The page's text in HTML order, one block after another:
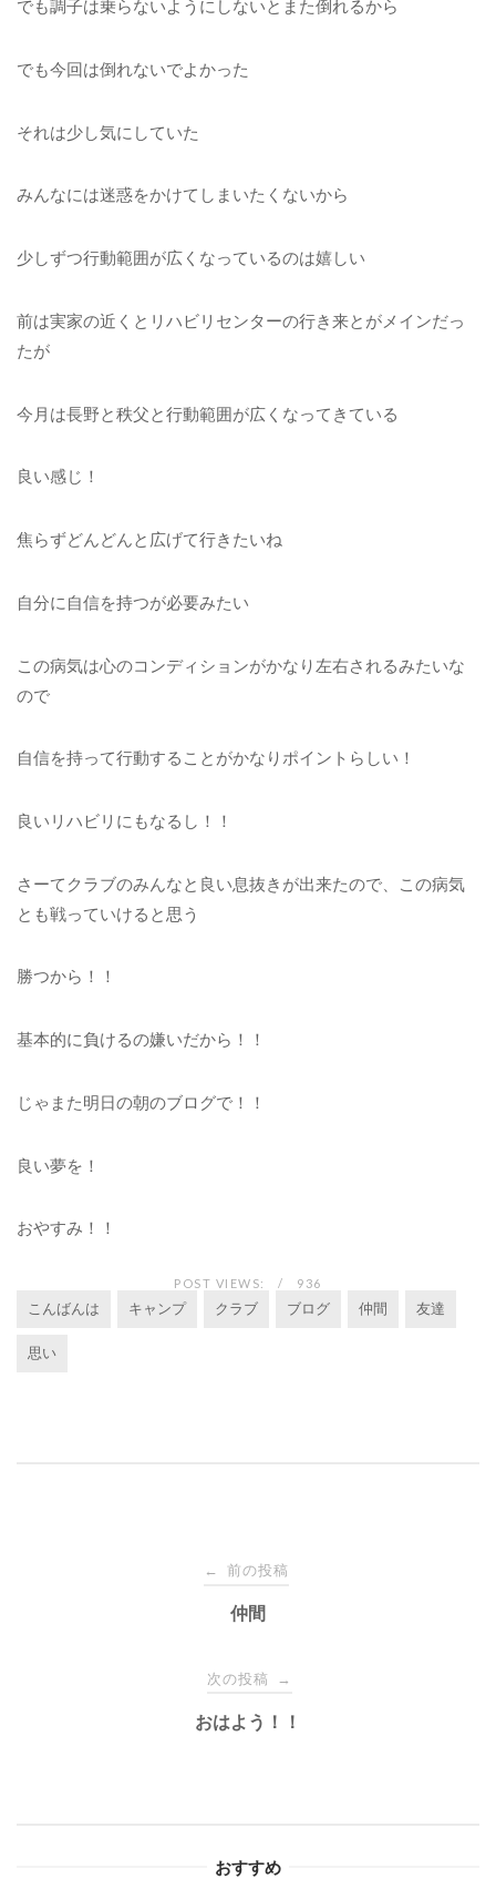
でも調子は乗らないようにしないとまた倒れるから
でも今回は倒れないでよかった
それは少し気にしていた
みんなには迷惑をかけてしまいたくないから
少しずつ行動範囲が広くなっているのは嬉しい
前は実家の近くとリハビリセンターの行き来とがメインだっ
たが
今月は長野と秩父と行動範囲が広くなってきている
良い感じ！
焦らずどんどんと広げて行きたいね
自分に自信を持つが必要みたい
この病気は心のコンディションがかなり左右されるみたいな
ので
自信を持って行動することがかなりポイントらしい！
良いリハビリにもなるし！！
さーてクラブのみんなと良い息抜きが出来たので、この病気
とも戦っていけると思う
勝つから！！
基本的に負けるの嫌いだから！！
じゃまた明日の朝のブログで！！
良い夢を！
おやすみ！！
POST VIEWS: 936
こんばんは キャンプ クラブ ブログ 仲間 友達
思い
← 前の投稿
仲間
次の投稿 →
おはよう！！
おすすめ